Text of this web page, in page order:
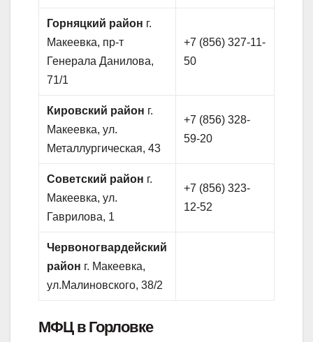
Горняцкий район г.
Макеевка, пр-т
Генерала Данилова,
71/1
+7 (856) 327-11-
50
Кировский район г.
Макеевка, ул.
Металлургическая, 43
+7 (856) 328-
59-20
Советский район г.
Макеевка, ул.
Гаврилова, 1
+7 (856) 323-
12-52
Червоногвардейский
район г. Макеевка,
ул.Малиновского, 38/2
МФЦ в Горловке